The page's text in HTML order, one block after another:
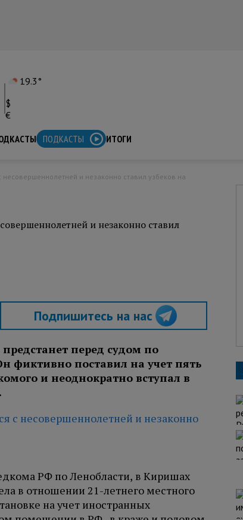
19.3°
$
€
ПОДКАСТЫ ИТОГИ
и незаконно ставил
Подпишитесь на нас
перед судом по
фиктивно поставил на учет пять
и неоднократно вступал в
РФ по Ленобласти, в Киришах
в отношении 21-летнего местного
на учет иностранных